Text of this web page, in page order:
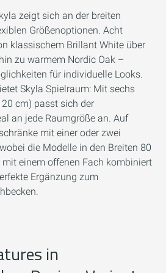
zeigt sich an der breiten
Größenoptionen. Acht
klassischem Brillant White über
zu warmem Nordic Oak –
für individuelle Looks.
Skyla Spielraum: Mit sechs
cm) passt sich der
an jede Raumgröße an. Auf
mit einer oder zwei
die Modelle in den Breiten 80
einem offenen Fach kombiniert
Ergänzung zum
in